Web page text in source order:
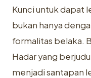
Kunci untuk dapat
bukan hanya
formalitas belaka.
Hadar yang
menjadi santapan